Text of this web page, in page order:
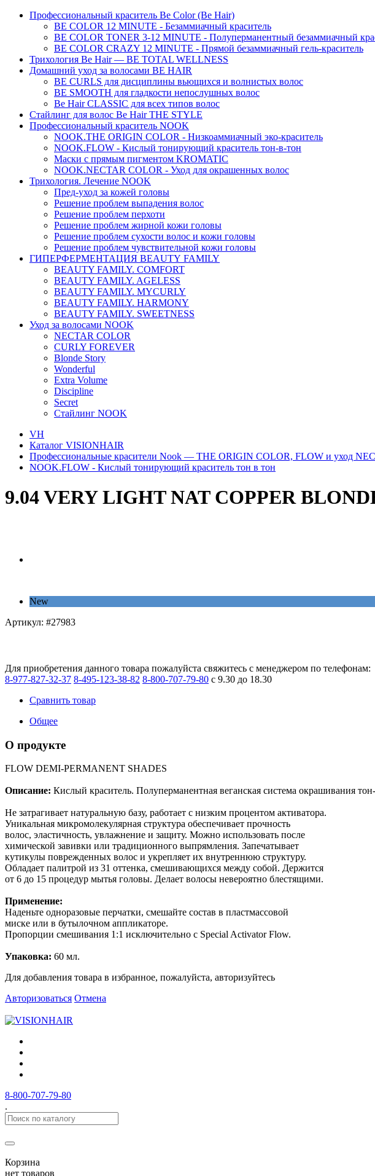
Профессиональный краситель Be Color (Be Hair)
BE COLOR 12 MINUTE - Безаммиачный краситель
BE COLOR TONER 3-12 MINUTE - Полуперманентный безаммиачный
BE COLOR CRAZY 12 MINUTE - Прямой безаммиачный гель-краситель
Трихология Be Hair — BE TOTAL WELLNESS
Домашний уход за волосами BE HAIR
BE CURLS для дисциплины вьющихся и волнистых волос
BE SMOOTH для гладкости непослушных волос
Be Hair CLASSIC для всех типов волос
Стайлинг для волос Be Hair THE STYLE
Профессиональный краситель NOOK
NOOK.THE ORIGIN COLOR - Низкоаммиачный эко-краситель
NOOK.FLOW - Кислый тонирующий краситель тон-в-тон
Маски с прямым пигментом KROMATIC
NOOK.NECTAR COLOR - Уход для окрашенных волос
Трихология. Лечение NOOK
Пред-уход за кожей головы
Решение проблем выпадения волос
Решение проблем перхоти
Решение проблем жирной кожи головы
Решение проблем сухости волос и кожи головы
Решение проблем чувствительной кожи головы
ГИПЕРФЕРМЕНТАЦИЯ BEAUTY FAMILY
BEAUTY FAMILY. COMFORT
BEAUTY FAMILY. AGELESS
BEAUTY FAMILY. MYCURLY
BEAUTY FAMILY. HARMONY
BEAUTY FAMILY. SWEETNESS
Уход за волосами NOOK
NECTAR COLOR
CURLY FOREVER
Blonde Story
Wonderful
Extra Volume
Discipline
Secret
Стайлинг NOOK
VH
Каталог VISIONHAIR
Профессиональные красители Nook — THE ORIGIN COLOR, FLOW и уход
NOOK.FLOW - Кислый тонирующий краситель тон в тон
9.04 VERY LIGHT NAT COPPER
New
Артикул: #27983
Для приобретения данного товара пожалуйста свяжитесь с менеджером по телефонам:
8-977-827-32-37 8-495-123-38-82 8-800-707-79-80 с 9.30 до 18.30
Сравнить товар
Общее
О продукте
FLOW DEMI-PERMANENT SHADES
Описание: Кислый краситель. Полуперманентная веганская система окрашивания
Не затрагивает натуральную базу, работает с низким процентом активатора.
Уникальная микромолекулярная структура обеспечивает прочность
волос, эластичность, увлажнение и защиту. Можно использовать после
химической завивки или традиционного выпрямления. Запечатывает
кутикулы поврежденных волос и укрепляет их внутреннюю структуру.
Обладает палитрой из 31 оттенка, смешивающихся между собой. Держится
от 6 до 15 процедур мытья головы. Делает волосы невероятно блестящими.
Применение:
Наденьте одноразовые перчатки, смешайте состав в пластмассовой
миске или в бутылочном аппликаторе.
Пропорции смешивания 1:1 исключительно с Special Activator Flow.
Упаковка: 60 мл.
Для добавления товара в избранное, пожалуйста, авторизуйтесь
Авторизоваться Отмена
8-800-707-79-80
.
Корзина
нет товаров